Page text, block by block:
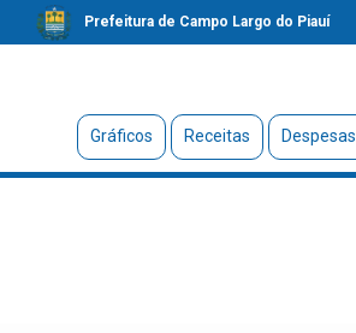
Prefeitura de Campo Largo do Piauí
Gráficos Receitas Despesas